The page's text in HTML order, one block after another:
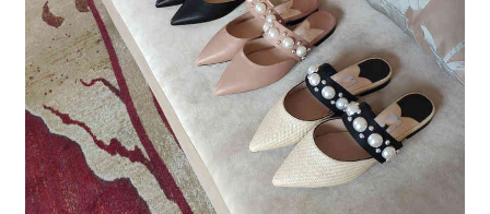
Публикации